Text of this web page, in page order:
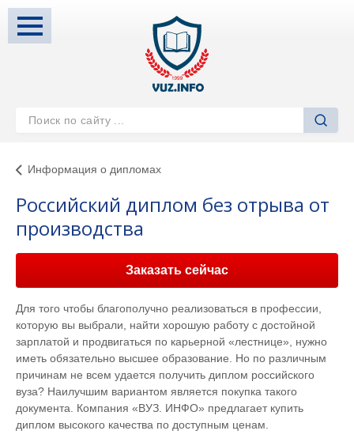
Информация о дипломах
Российский диплом без отрыва от
производства
Заказать сейчас
Для того чтобы благополучно реализоваться в профессии,
которую вы выбрали, найти хорошую работу с достойной
зарплатой и продвигаться по карьерной «лестнице», нужно
иметь обязательно высшее образование. Но по различным
причинам не всем удается получить диплом российского
вуза? Наилучшим вариантом является покупка такого
документа. Компания «ВУЗ. ИНФО» предлагает купить
диплом высокого качества по доступным ценам.